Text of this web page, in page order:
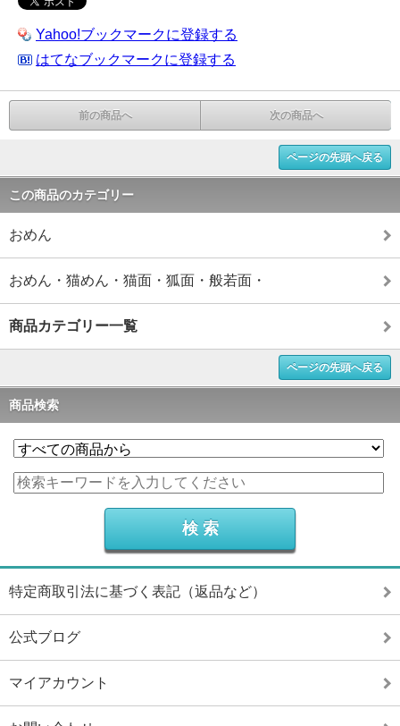
Yahoo!ブックマークに登録する
はてなブックマークに登録する
前の商品へ 次の商品へ
ページの先頭へ戻る
この商品のカテゴリー
おめん
おめん・猫めん・猫面・狐面・般若面・
商品カテゴリー一覧
ページの先頭へ戻る
商品検索
特定商取引法に基づく表記（返品など）
公式ブログ
マイアカウント